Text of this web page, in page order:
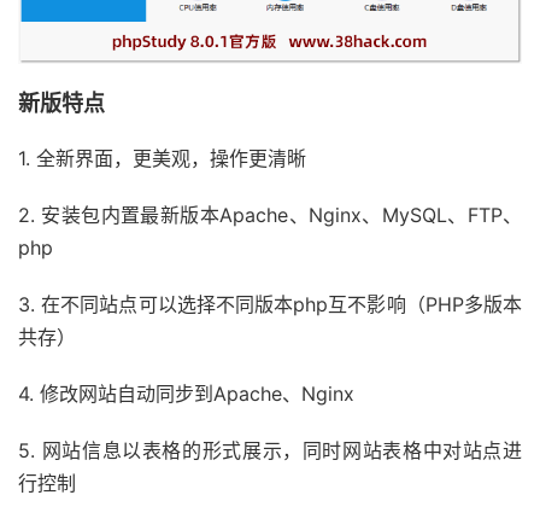
新版特点
1. 全新界面，更美观，操作更清晰
2. 安装包内置最新版本Apache、Nginx、MySQL、FTP、
php
3. 在不同站点可以选择不同版本php互不影响（PHP多版本
共存）
4. 修改网站自动同步到Apache、Nginx
5. 网站信息以表格的形式展示，同时网站表格中对站点进
行控制